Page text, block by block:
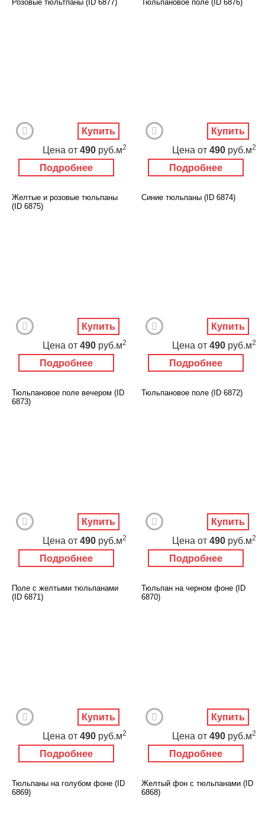
Розовые тюльтпаны (ID 6877)
Подробнее
Цена от 490 руб.м2
Купить
Тюльпановое поле (ID 6876)
Подробнее
Цена от 490 руб.м2
Купить
Желтые и розовые тюльпаны
(ID 6875)
Подробнее
Цена от 490 руб.м2
Купить
Синие тюльпаны (ID 6874)
Подробнее
Цена от 490 руб.м2
Купить
Тюльпановое поле вечером (ID
6873)
Подробнее
Цена от 490 руб.м2
Купить
Тюльпановое поле (ID 6872)
Подробнее
Цена от 490 руб.м2
Купить
Поле с желтыми тюльпанами
(ID 6871)
Подробнее
Цена от 490 руб.м2
Купить
Тюльпан на черном фоне (ID
6870)
Подробнее
Цена от 490 руб.м2
Купить
Тюльпаны на голубом фоне (ID
6869)
Желтый фон с тюльпанами (ID
6868)